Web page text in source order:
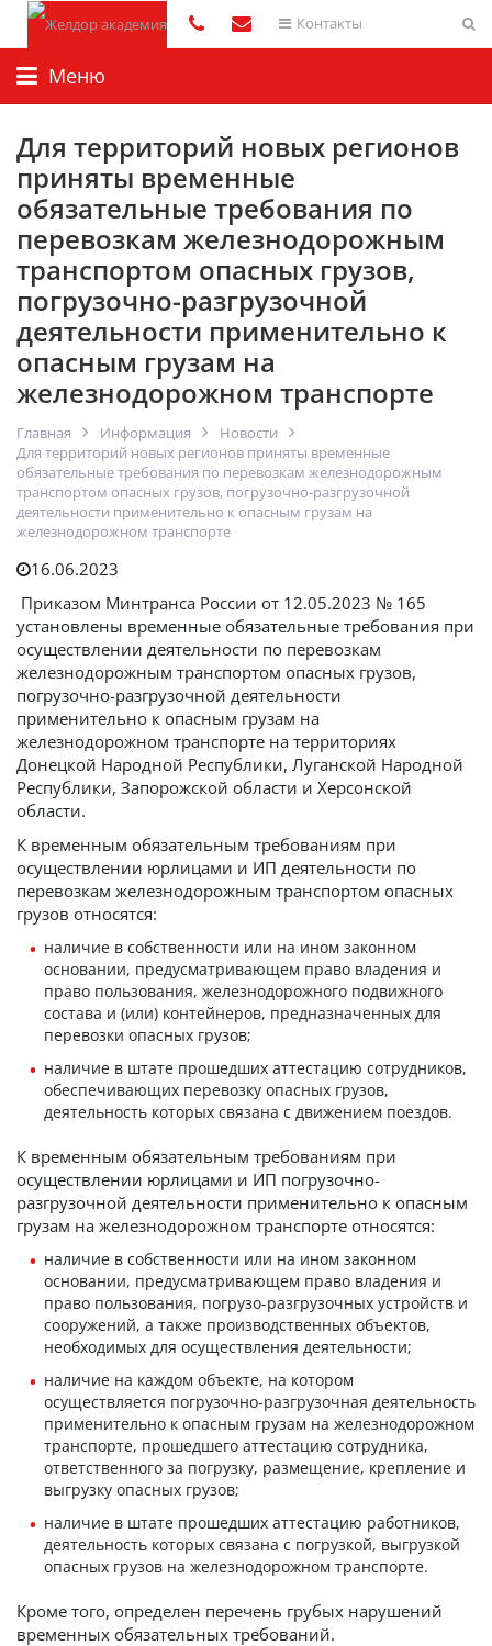
Контакты
Меню
Для территорий новых регионов
приняты временные
обязательные требования по
перевозкам железнодорожным
транспортом опасных грузов,
погрузочно-разгрузочной
деятельности применительно к
опасным грузам на
железнодорожном транспорте
Главная Информация
Новости
Для территорий новых регионов приняты временные
обязательные требования по перевозкам железнодорожным
транспортом опасных грузов, погрузочно-разгрузочной
деятельности применительно к опасным грузам на
железнодорожном транспорте
16.06.2023
Приказом Минтранса России от 12.05.2023 № 165
установлены временные обязательные требования при
осуществлении деятельности по перевозкам
железнодорожным транспортом опасных грузов,
погрузочно-разгрузочной деятельности
применительно к опасным грузам на
железнодорожном транспорте на территориях
Донецкой Народной Республики, Луганской Народной
Республики, Запорожской области и Херсонской
области.
К временным обязательным требованиям при
осуществлении юрлицами и ИП деятельности по
перевозкам железнодорожным транспортом опасных
грузов относятся:
наличие в собственности или на ином законном
основании, предусматривающем право владения и
право пользования, железнодорожного подвижного
состава и (или) контейнеров, предназначенных для
перевозки опасных грузов;
наличие в штате прошедших аттестацию сотрудников,
обеспечивающих перевозку опасных грузов,
деятельность которых связана с движением поездов.
К временным обязательным требованиям при
осуществлении юрлицами и ИП погрузочно-
разгрузочной деятельности применительно к опасным
грузам на железнодорожном транспорте относятся:
наличие в собственности или на ином законном
основании, предусматривающем право владения и
право пользования, погрузо-разгрузочных устройств и
сооружений, а также производственных объектов,
необходимых для осуществления деятельности;
наличие на каждом объекте, на котором
осуществляется погрузочно-разгрузочная деятельность
применительно к опасным грузам на железнодорожном
транспорте, прошедшего аттестацию сотрудника,
ответственного за погрузку, размещение, крепление и
выгрузку опасных грузов;
наличие в штате прошедших аттестацию работников,
деятельность которых связана с погрузкой, выгрузкой
опасных грузов на железнодорожном транспорте.
Кроме того, определен перечень грубых нарушений
временных обязательных требований.